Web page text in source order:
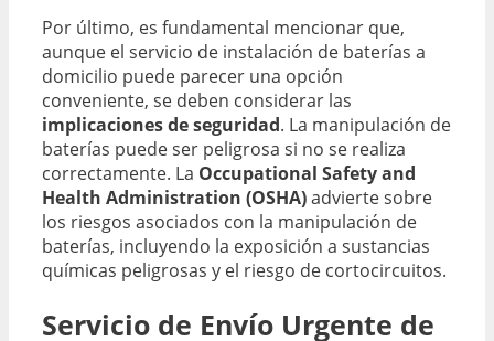
Por último, es fundamental mencionar que,
aunque el servicio de instalación de baterías a
domicilio puede parecer una opción
conveniente, se deben considerar las
implicaciones de seguridad. La manipulación de
baterías puede ser peligrosa si no se realiza
correctamente. La Occupational Safety and
Health Administration (OSHA)advierte sobre
los riesgos asociados con la manipulación de
baterías, incluyendo la exposición a sustancias
químicas peligrosas y el riesgo de cortocircuitos.
Servicio de Envío Urgente de